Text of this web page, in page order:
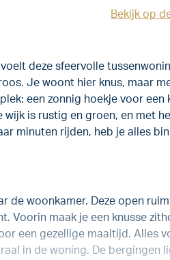
Bekijk op
deze sfeervolle
Je woont hier knus, maar
een zonnig hoekje voor een
wijk is rustig en groen, en met
minuten rijden, heb je alles
de woonkamer. Deze open
Voorin maak je een knusse
een gezellige maaltijd. Alles
in de woning. De bergingen